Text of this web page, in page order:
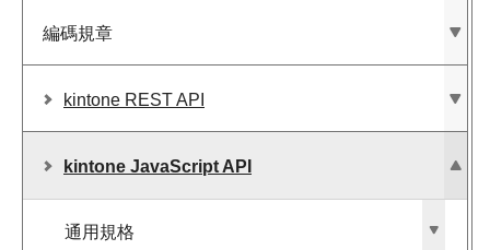
編碼規章
kintone REST API
kintone JavaScript API
通用規格